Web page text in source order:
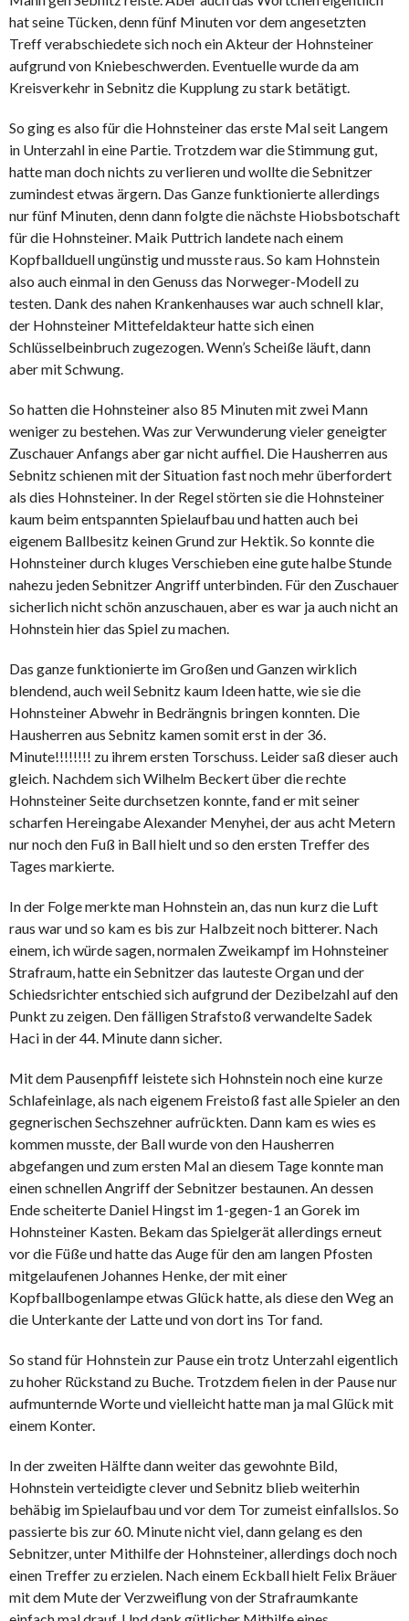
hat seine Tücken, denn fünf Minuten vor dem angesetzten
Treff verabschiedete sich noch ein Akteur der Hohnsteiner
aufgrund von Kniebeschwerden. Eventuelle wurde da am
Kreisverkehr in Sebnitz die Kupplung zu stark betätigt.
So ging es also für die Hohnsteiner das erste Mal seit Langem
in Unterzahl in eine Partie. Trotzdem war die Stimmung gut,
hatte man doch nichts zu verlieren und wollte die Sebnitzer
zumindest etwas ärgern. Das Ganze funktionierte allerdings
nur fünf Minuten, denn dann folgte die nächste Hiobsbotschaft
für die Hohnsteiner. Maik Puttrich landete nach einem
Kopfballduell ungünstig und musste raus. So kam Hohnstein
also auch einmal in den Genuss das Norweger-Modell zu
testen. Dank des nahen Krankenhauses war auch schnell klar,
der Hohnsteiner Mittefeldakteur hatte sich einen
Schlüsselbeinbruch zugezogen. Wenn’s Scheiße läuft, dann
aber mit Schwung.
So hatten die Hohnsteiner also 85 Minuten mit zwei Mann
weniger zu bestehen. Was zur Verwunderung vieler geneigter
Zuschauer Anfangs aber gar nicht auffiel. Die Hausherren aus
Sebnitz schienen mit der Situation fast noch mehr überfordert
als dies Hohnsteiner. In der Regel störten sie die Hohnsteiner
kaum beim entspannten Spielaufbau und hatten auch bei
eigenem Ballbesitz keinen Grund zur Hektik. So konnte die
Hohnsteiner durch kluges Verschieben eine gute halbe Stunde
nahezu jeden Sebnitzer Angriff unterbinden. Für den Zuschauer
sicherlich nicht schön anzuschauen, aber es war ja auch nicht an
Hohnstein hier das Spiel zu machen.
Das ganze funktionierte im Großen und Ganzen wirklich
blendend, auch weil Sebnitz kaum Ideen hatte, wie sie die
Hohnsteiner Abwehr in Bedrängnis bringen konnten. Die
Hausherren aus Sebnitz kamen somit erst in der 36.
Minute!!!!!!!! zu ihrem ersten Torschuss. Leider saß dieser auch
gleich. Nachdem sich Wilhelm Beckert über die rechte
Hohnsteiner Seite durchsetzen konnte, fand er mit seiner
scharfen Hereingabe Alexander Menyhei, der aus acht Metern
nur noch den Fuß in Ball hielt und so den ersten Treffer des
Tages markierte.
In der Folge merkte man Hohnstein an, das nun kurz die Luft
raus war und so kam es bis zur Halbzeit noch bitterer. Nach
einem, ich würde sagen, normalen Zweikampf im Hohnsteiner
Strafraum, hatte ein Sebnitzer das lauteste Organ und der
Schiedsrichter entschied sich aufgrund der Dezibelzahl auf den
Punkt zu zeigen. Den fälligen Strafstoß verwandelte Sadek
Haci in der 44. Minute dann sicher.
Mit dem Pausenpfiff leistete sich Hohnstein noch eine kurze
Schlafeinlage, als nach eigenem Freistoß fast alle Spieler an den
gegnerischen Sechszehner aufrückten. Dann kam es wies es
kommen musste, der Ball wurde von den Hausherren
abgefangen und zum ersten Mal an diesem Tage konnte man
einen schnellen Angriff der Sebnitzer bestaunen. An dessen
Ende scheiterte Daniel Hingst im 1-gegen-1 an Gorek im
Hohnsteiner Kasten. Bekam das Spielgerät allerdings erneut
vor die Füße und hatte das Auge für den am langen Pfosten
mitgelaufenen Johannes Henke, der mit einer
Kopfballbogenlampe etwas Glück hatte, als diese den Weg an
die Unterkante der Latte und von dort ins Tor fand.
So stand für Hohnstein zur Pause ein trotz Unterzahl eigentlich
zu hoher Rückstand zu Buche. Trotzdem fielen in der Pause nur
aufmunternde Worte und vielleicht hatte man ja mal Glück mit
einem Konter.
In der zweiten Hälfte dann weiter das gewohnte Bild,
Hohnstein verteidigte clever und Sebnitz blieb weiterhin
behäbig im Spielaufbau und vor dem Tor zumeist einfallslos. So
passierte bis zur 60. Minute nicht viel, dann gelang es den
Sebnitzer, unter Mithilfe der Hohnsteiner, allerdings doch noch
einen Treffer zu erzielen. Nach einem Eckball hielt Felix Bräuer
mit dem Mute der Verzweiflung von der Strafraumkante